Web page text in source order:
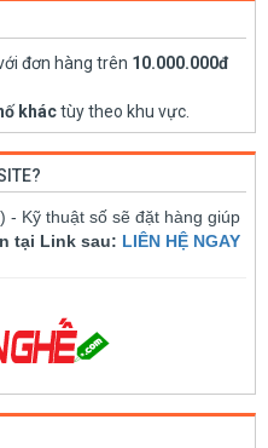
đơn hàng trên 10.000.000đ
kháctùy theo khu vực.
- Kỹ thuật số sẽ đặt hàng giúp
tại Link sau: LIÊN HỆ NGAY